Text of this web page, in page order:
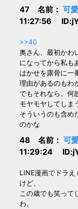
47 名前： 可
11:27:56
>>40
奥さん、最初かわ
になってから私も
はかせを露骨に一
理由があるのもわ
でもそれなら、何
モヤモヤしてしま
そういうのも含め
のかな
48 名前： 可
11:29:24
LINE漫画でドラ
けど、
この歳でも笑って
わ。